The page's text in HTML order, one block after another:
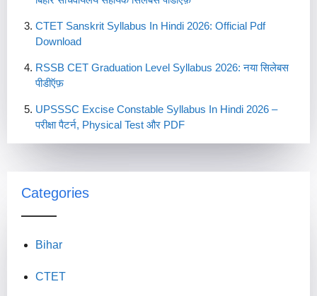
CTET Sanskrit Syllabus In Hindi 2026: Official Pdf
Download
RSSB CET Graduation Level Syllabus 2026: नया सिलेबस
पीडीऍफ़
UPSSSC Excise Constable Syllabus In Hindi 2026 –
परीक्षा पैटर्न, Physical Test और PDF
Categories
Bihar
CTET